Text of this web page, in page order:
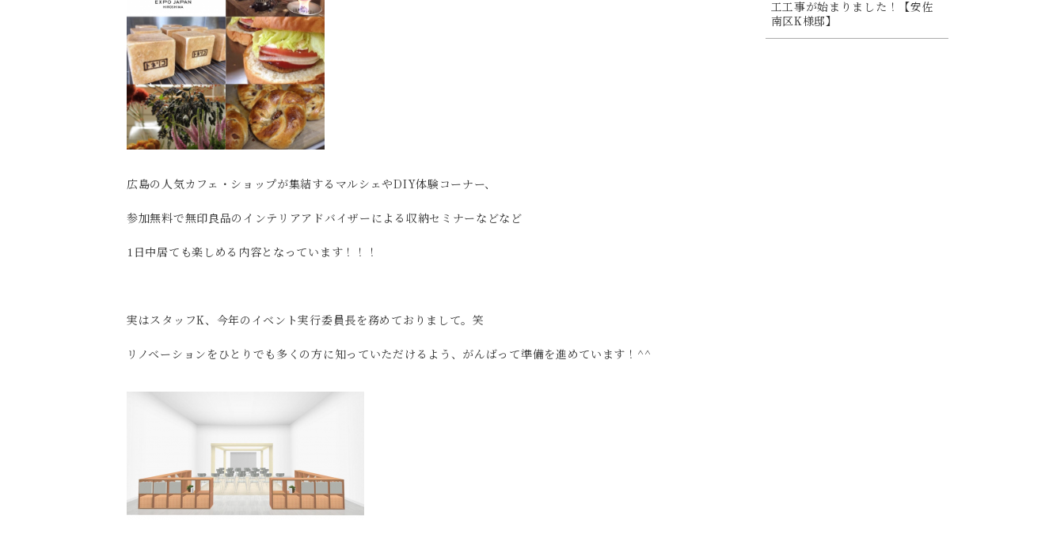
広島の人気カフェ・ショップが集結するマルシェやDIY体験コーナー、
参加無料で無印良品のインテリアアドバイザーによる収納セミナーなどなど
1日中居ても楽しめる内容となっています！！！
実はスタッフK、今年のイベント実行委員長を務めておりまして。笑
リノベーションをひとりでも多くの方に知っていただけるよう、がんばって準備を進めています！^^
工工事が始まりました！【安佐
南区K様邸】